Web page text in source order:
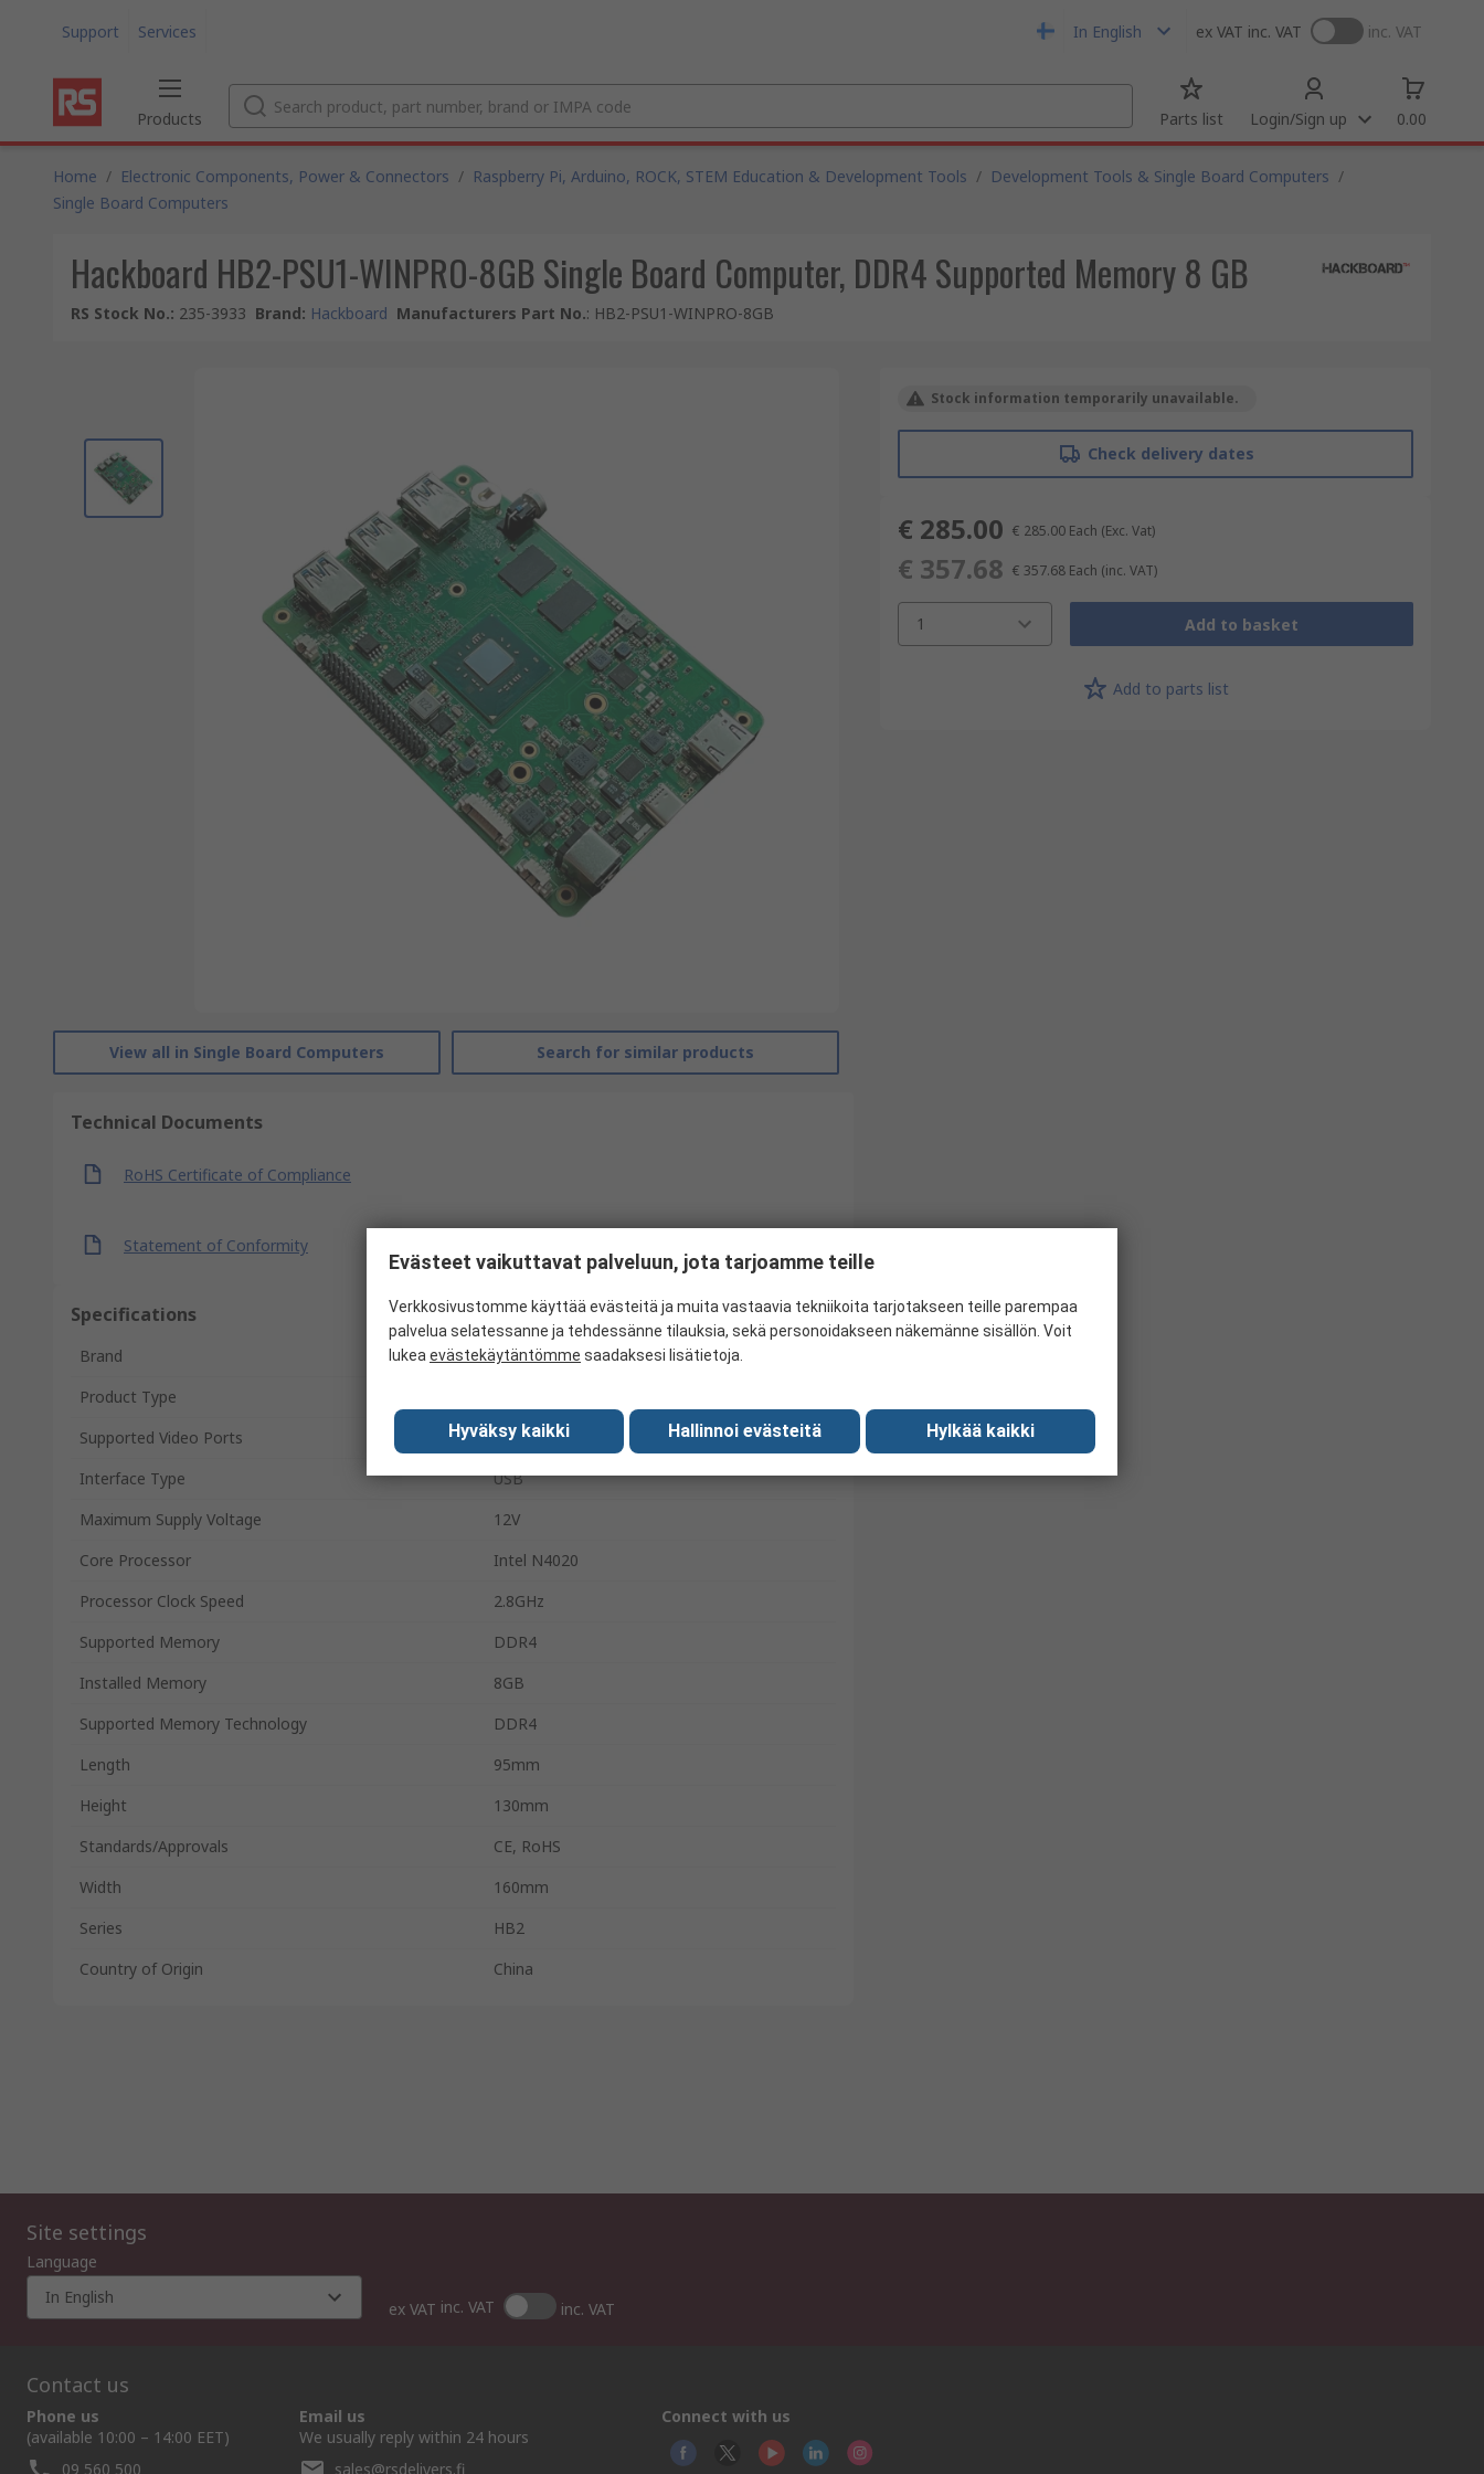
Support Services In English ex VAT inc. VAT inc. VAT
Products Parts list Login/Sign up 0.00
Home / Electronic Components, Power & Connectors / Raspberry Pi, Arduino, ROCK, STEM Education & Development Tools / Development Tools & Single Board Computers /
Single Board Computers
Hackboard HB2-PSU1-WINPRO-8GB Single Board Computer, DDR4 Supported Memory 8 GB
RS Stock No.: 235-3933 Brand: Hackboard Manufacturers Part No.: HB2-PSU1-WINPRO-8GB
View all in Single Board Computers Search for similar products
Technical Documents
RoHS Certificate of Compliance
Statement of Conformity
Specifications
Brand
Hackboard
Product Type
Supported Video Ports
HDMI
Interface Type
USB
Maximum Supply Voltage
12V
Core Processor
Intel N4020
Processor Clock Speed
2.8GHz
Supported Memory
DDR4
Installed Memory
8GB
Supported Memory Technology
DDR4
Length
95mm
Height
130mm
Standards/Approvals
CE, RoHS
Width
160mm
Series
HB2
Country of Origin
China
Stock information temporarily unavailable.
Check delivery dates
€ 285.00 € 285.00 Each (Exc. Vat)
€ 357.68 € 357.68 Each (inc. VAT)
1 Add to basket
Add to parts list
Site settings
Language
In English
ex VAT inc. VAT inc. VAT
Contact us
Phone us
(available 10:00 – 14:00 EET)
09 560 500
Email us
We usually reply within 24 hours
sales@rsdelivers.fi
Connect with us
Evästeet vaikuttavat palveluun, jota tarjoamme teille
Verkkosivustomme käyttää evästeitä ja muita vastaavia tekniikoita tarjotakseen teille parempaa
palvelua selatessanne ja tehdessänne tilauksia, sekä personoidakseen näkemänne sisällön. Voit
lukea evästekäytäntömme saadaksesi lisätietoja.
Hyväksy kaikki Hallinnoi evästeitä Hylkää kaikki